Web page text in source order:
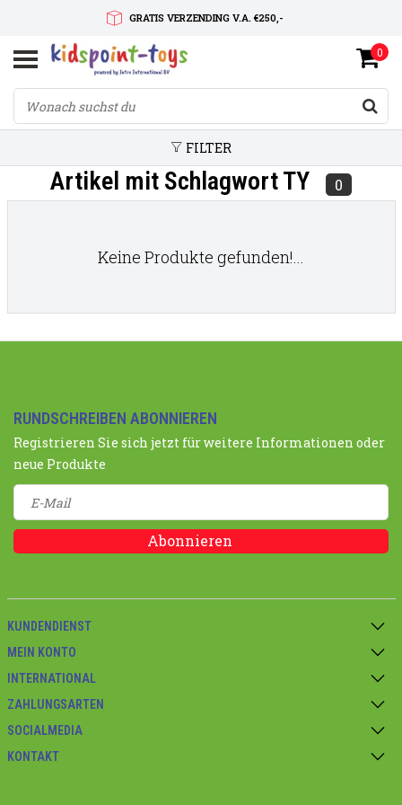
GRATIS VERZENDING V.A. €250,-
SNELLE LEVERTIJD
SERVICE OP MAAT
0
FILTER
Artikel mit Schlagwort TY 0
Keine Produkte gefunden!...
RUNDSCHREIBEN ABONNIEREN
Registrieren Sie sich jetzt für weitere Informationen oder
neue Produkte
Abonnieren
KUNDENDIENST
MEIN KONTO
INTERNATIONAL
ZAHLUNGSARTEN
SOCIALMEDIA
KONTAKT